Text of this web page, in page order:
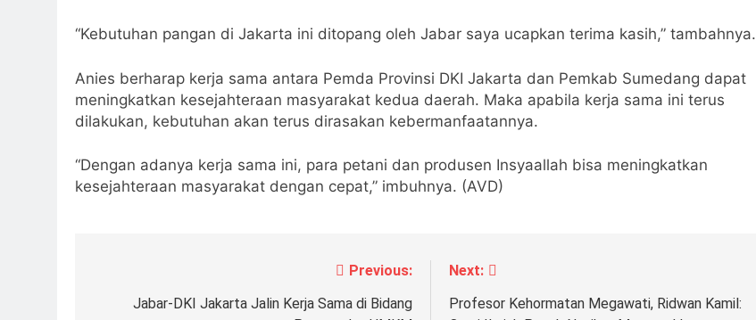
“Kebutuhan pangan di Jakarta ini ditopang oleh Jabar saya ucapkan terima kasih,” tambahnya.
Anies berharap kerja sama antara Pemda Provinsi DKI Jakarta dan Pemkab Sumedang dapat
meningkatkan kesejahteraan masyarakat kedua daerah. Maka apabila kerja sama ini terus
dilakukan, kebutuhan akan terus dirasakan kebermanfaatannya.
“Dengan adanya kerja sama ini, para petani dan produsen Insyaallah bisa meningkatkan
kesejahteraan masyarakat dengan cepat,” imbuhnya. (AVD)
Previous:
Jabar-DKI Jakarta Jalin Kerja Sama di Bidang
Next:
Profesor Kehormatan Megawati, Ridwan Kamil: